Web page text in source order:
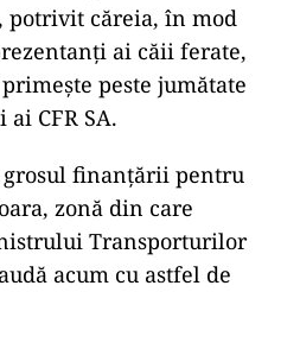
potrivit căreia, în mod
ai căii ferate,
peste jumătate
CFR SA.
grosul finanțării pentru
zonă din care
Transporturilor
acum cu astfel de